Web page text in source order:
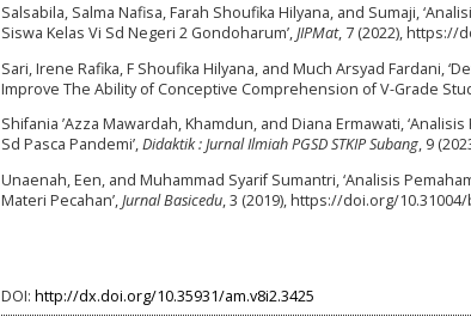
Salsabila, Salma Nafisa, Farah Shoufika Hilyana, and Sumaji,
Siswa Kelas Vi Sd Negeri 2 Gondoharum’,JIPMat, 7 (2022), https://
Sari, Irene Rafika, F Shoufika Hilyana, and Much Arsyad Fardani,
Improve The Ability of Conceptive Comprehension of V-Grade
Shifania ’Azza Mawardah, Khamdun, and Diana Ermawati,
Sd Pasca Pandemi’,Didaktik : Jurnal Ilmiah PGSD STKIP Subang, 9
Unaenah, Een, and Muhammad Syarif Sumantri, ‘Analisis
Materi Pecahan’,Jurnal Basicedu, 3 (2019), https://doi.org/
DOI: http://dx.doi.org/10.35931/am.v8i2.3425